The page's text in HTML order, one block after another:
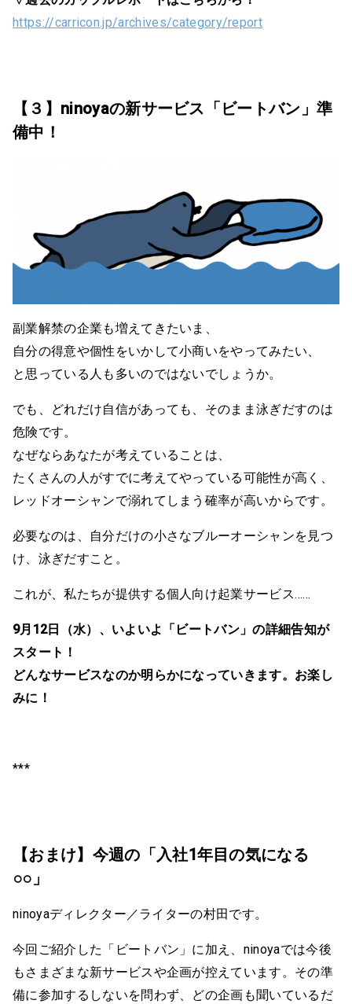
https://carricon.jp/archives/category/report
【３】ninoyaの新サービス「ビートバン」準
備中！
副業解禁の企業も増えてきたいま、
自分の得意や個性をいかして小商いをやってみたい、
と思っている人も多いのではないでしょうか。
でも、どれだけ自信があっても、そのまま泳ぎだすのは
危険です。
なぜならあなたが考えていることは、
たくさんの人がすでに考えてやっている可能性が高く、
レッドオーシャンで溺れてしまう確率が高いからです。
必要なのは、自分だけの小さなブルーオーシャンを見つ
け、泳ぎだすこと。
これが、私たちが提供する個人向け起業サービス……
9月12日（水）、いよいよ「ビートバン」の詳細告知が
スタート！
どんなサービスなのか明らかになっていきます。お楽し
みに！
***
【おまけ】今週の「入社1年目の気になる
○○」
ninoyaディレクター／ライターの村田です。
今回ご紹介した「ビートバン」に加え、ninoyaでは今後
もさまざまな新サービスや企画が控えています。その準
備に参加するしないを問わず、どの企画も聞いているだ